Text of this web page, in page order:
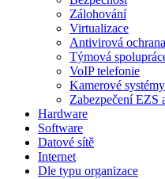
Zálohování
Virtualizace
Antivirová ochrana
Týmová
VoIP telefonie
Kamerové systémy
Zabezpečení EZS
Hardware
Software
Datové sítě
Internet
Dle typu organizace